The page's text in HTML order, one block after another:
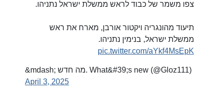
צפו משמר של כבוד לראש ממשלת ישראל נתניהו.
תיעוד מהונגריה ויקטור אורבן, מארח את ראש
ממשלת ישראל, בנימין נתניהו.
pic.twitter.com/aYkf4MsEpK
&mdash; מה חדש. What&#39;s new (@Gloz111)
April 3, 2025